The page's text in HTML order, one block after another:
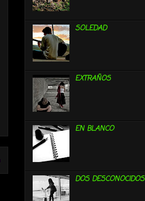
SOLEDAD
EXTRAÑOS
EN BLANCO
DOS DESCONOCIDOS